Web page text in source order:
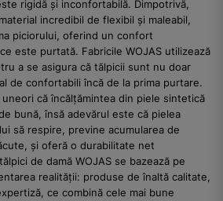
rigidă și inconfortabilă. Dimpotrivă,
incredibil de flexibil și maleabil,
piciorului, oferind un confort
este purtată. Fabricile WOJAS utilizează
a se asigura că tălpicii sunt nu doar
de confortabili încă de la prima purtare.
că încălțămintea din piele sintetică
bună, însă adevărul este că pielea
să respire, previne acumularea de
și oferă o durabilitate net
de damă WOJAS se bazează pe
realității: produse de înaltă calitate,
ce combină cele mai bune